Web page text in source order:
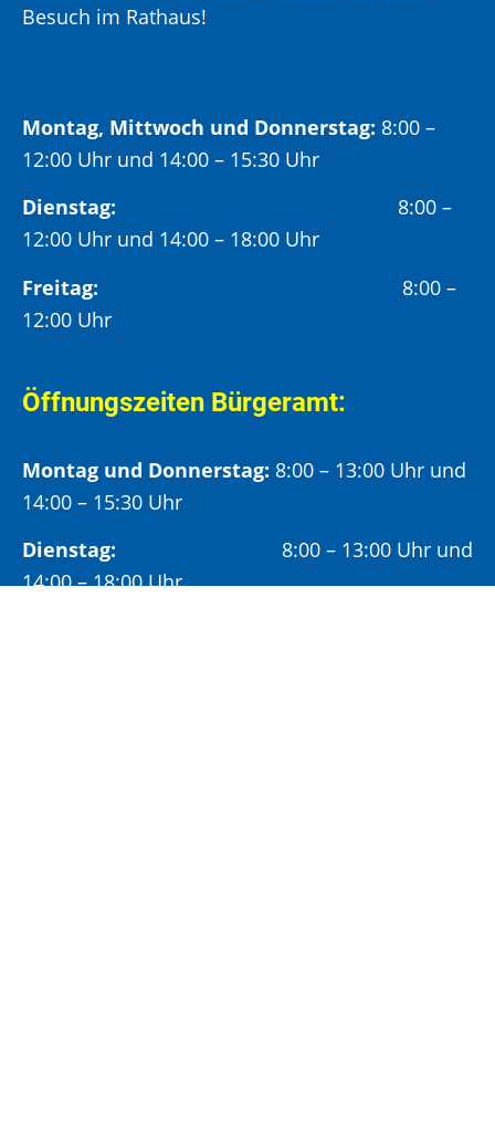
Besuch im Rathaus!
Montag, Mittwoch und Donnerstag: 8:00 –
12:00 Uhr und 14:00 – 15:30 Uhr
Dienstag: 8:00 –
12:00 Uhr und 14:00 – 18:00 Uhr
Freitag:
8:00 –
12:00 Uhr
Öffnungszeiten Bürgeramt:
Montag und Donnerstag: 8:00 – 13:00 Uhr und
14:00 – 15:30 Uhr
Dienstag: 8:00 – 13:00 Uhr und
14:00 – 18:00 Uhr